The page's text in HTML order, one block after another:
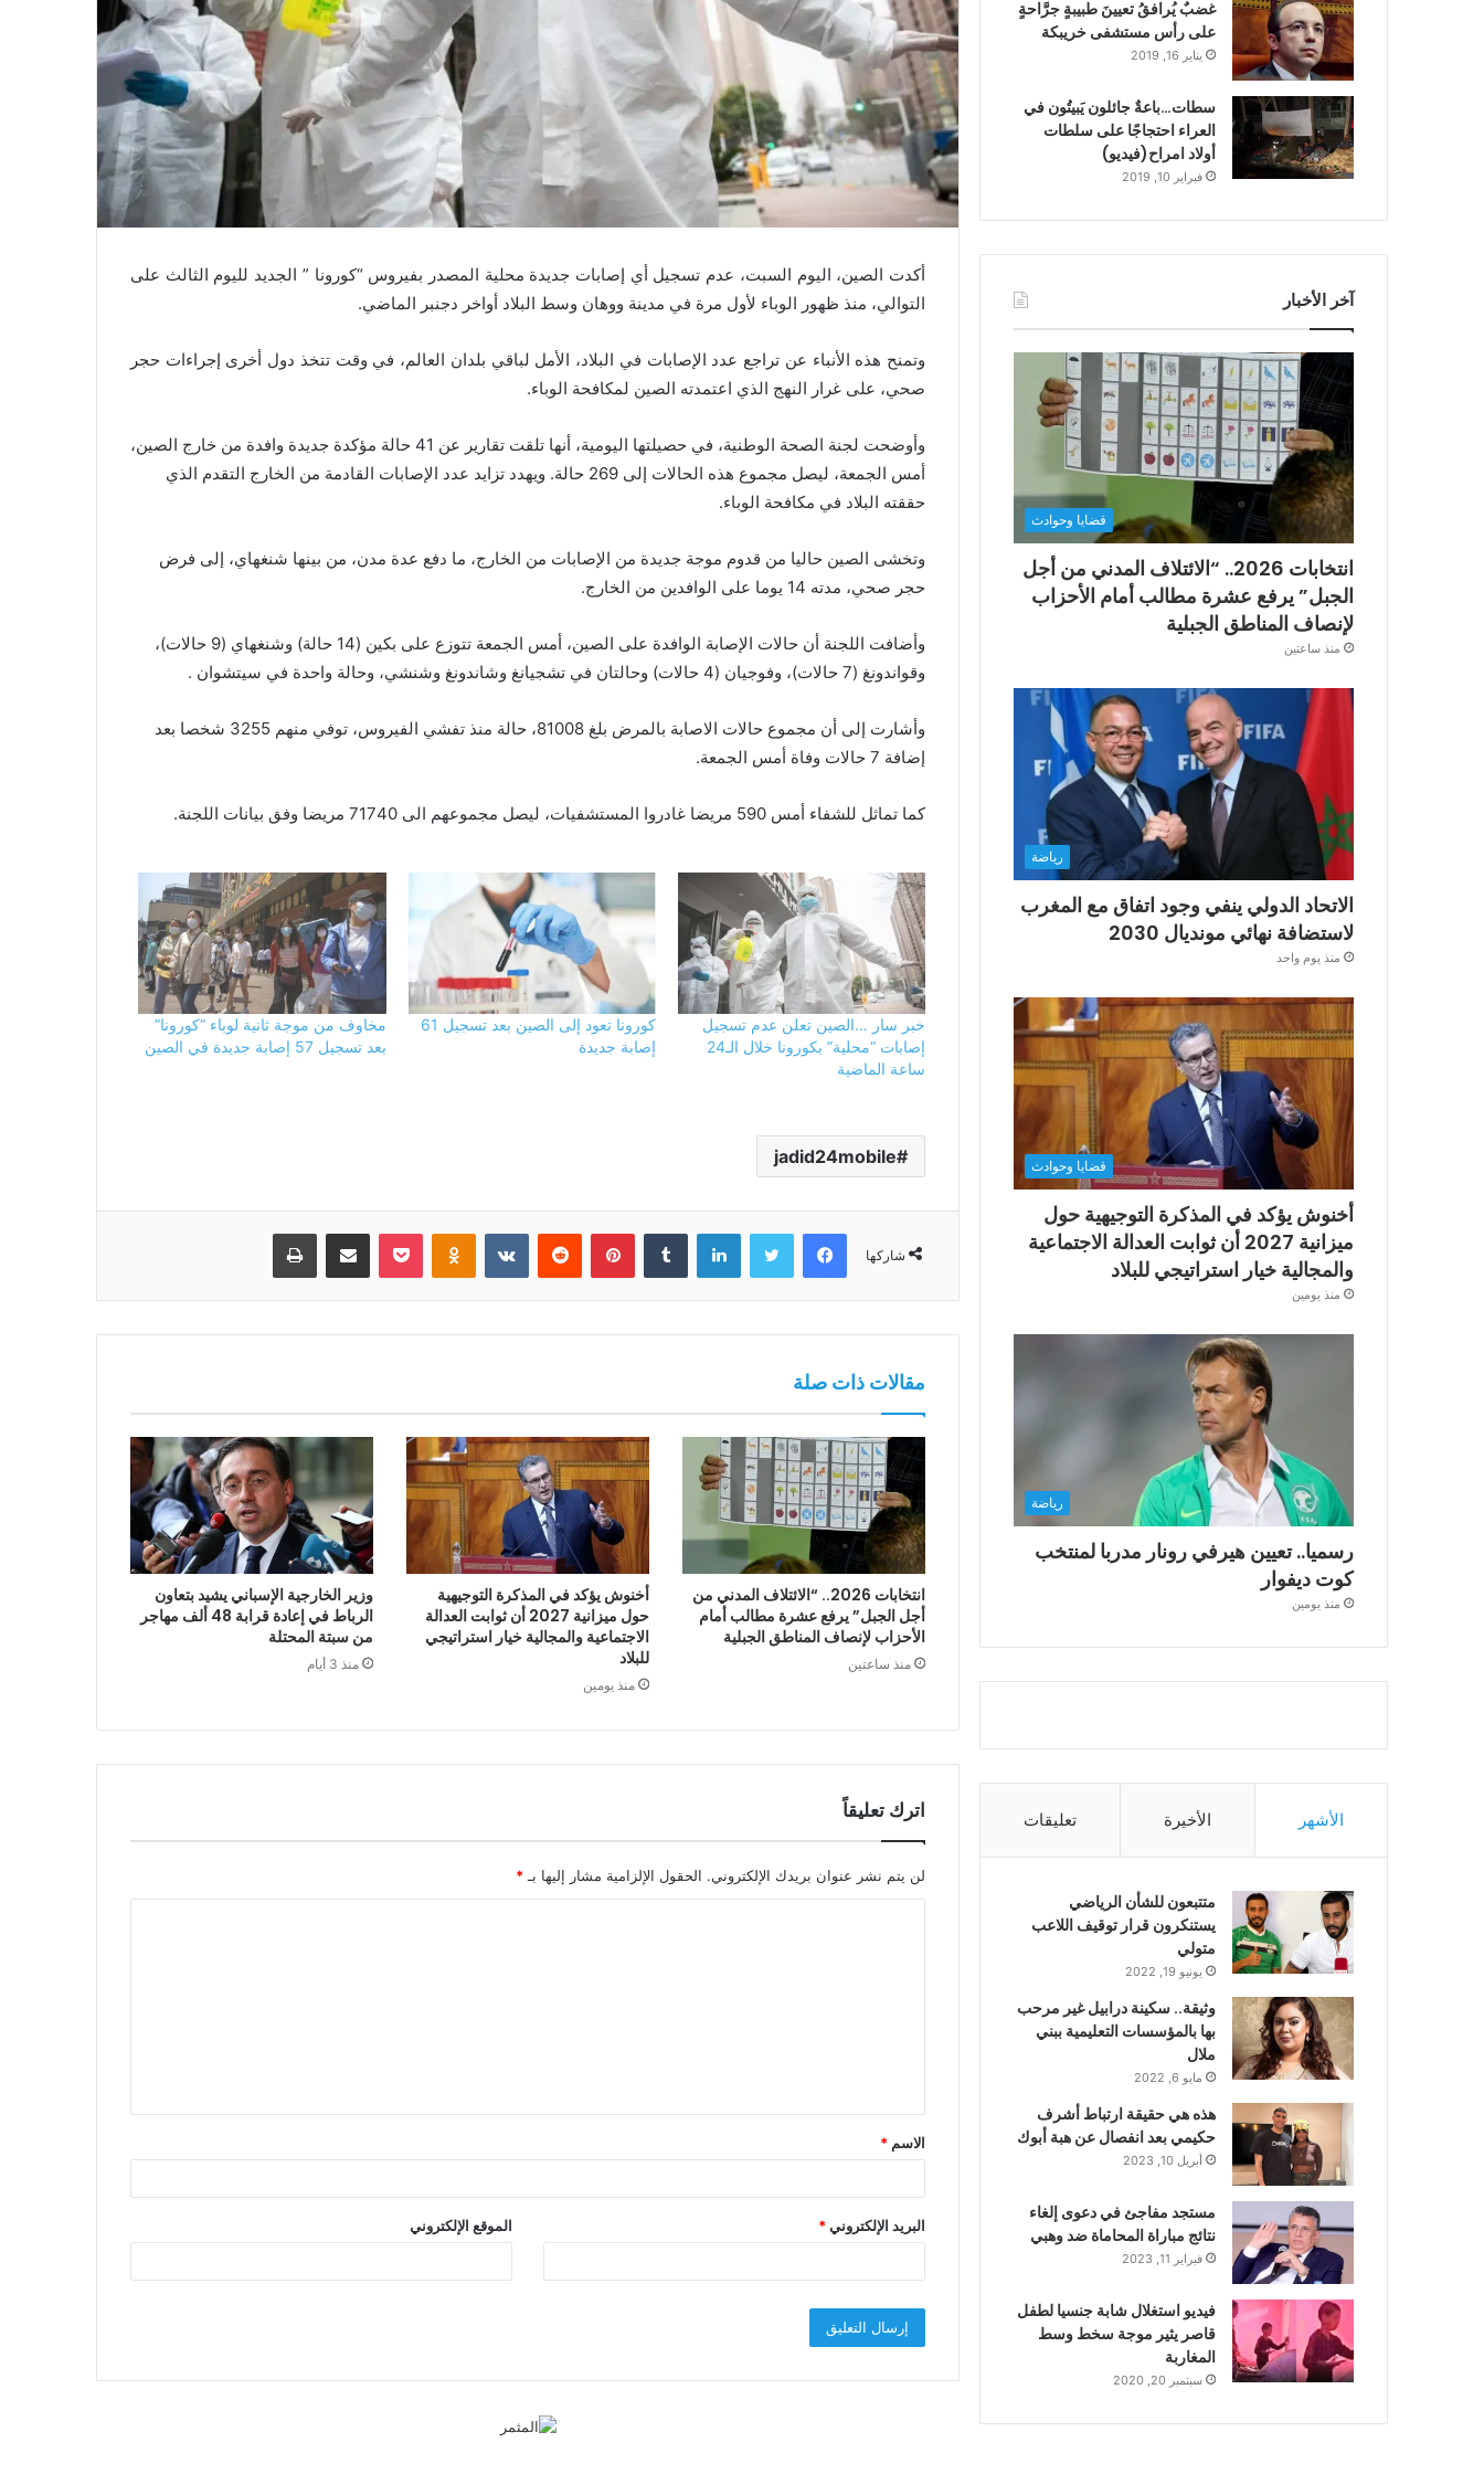
أكدت الصين، اليوم السبت، عدم تسجيل أي إصابات جديدة محلية المصدر بفيروس “كورونا ” الجديد لليوم الثالث على
التوالي، منذ ظهور الوباء لأول مرة في مدينة ووهان وسط البلاد أواخر دجنبر الماضي.
وتمنح هذه الأنباء عن تراجع عدد الإصابات في البلاد، الأمل لباقي بلدان العالم، في وقت تتخذ دول أخرى إجراءات حجر
صحي، على غرار النهج الذي اعتمدته الصين لمكافحة الوباء.
وأوضحت لجنة الصحة الوطنية، في حصيلتها اليومية، أنها تلقت تقارير عن 41 حالة مؤكدة جديدة وافدة من خارج الصين،
أمس الجمعة، ليصل مجموع هذه الحالات إلى 269 حالة. ويهدد تزايد عدد الإصابات القادمة من الخارج التقدم الذي
حققته البلاد في مكافحة الوباء.
وتخشى الصين حاليا من قدوم موجة جديدة من الإصابات من الخارج، ما دفع عدة مدن، من بينها شنغهاي، إلى فرض
حجر صحي، مدته 14 يوما على الوافدين من الخارج.
وأضافت اللجنة أن حالات الإصابة الوافدة على الصين، أمس الجمعة تتوزع على بكين (14 حالة) وشنغهاي (9 حالات)،
وقواندونغ (7 حالات)، وفوجيان (4 حالات) وحالتان في تشجيانغ وشاندونغ وشنشي، وحالة واحدة في سيتشوان .
وأشارت إلى أن مجموع حالات الاصابة بالمرض بلغ 81008، حالة منذ تفشي الفيروس، توفي منهم 3255 شخصا بعد
إضافة 7 حالات وفاة أمس الجمعة.
كما تماثل للشفاء أمس 590 مريضا غادروا المستشفيات، ليصل مجموعهم الى 71740 مريضا وفق بيانات اللجنة.
خبر سار …الصين تعلن عدم تسجيل
إصابات “محلية” بكورونا خلال الـ24
ساعة الماضية
كورونا تعود إلى الصين بعد تسجيل 61
إصابة جديدة
مخاوف من موجة ثانية لوباء “كورونا”
بعد تسجيل 57 إصابة جديدة في الصين
jadid24mobile
شاركها
فيسبوك تويتر لينكدإن بينتيريست Odnoklassniki
بوكيت مشاركة عبر البريد طباعة
مقالات ذات صلة
انتخابات 2026.. “الائتلاف المدني من
أجل الجبل” يرفع عشرة مطالب أمام
الأحزاب لإنصاف المناطق الجبلية
منذ ساعتين
أخنوش يؤكد في المذكرة التوجيهية
حول ميزانية 2027 أن ثوابت العدالة
الاجتماعية والمجالية خيار استراتيجي
للبلاد
منذ يومين
وزير الخارجية الإسباني يشيد بتعاون
الرباط في إعادة قرابة 48 ألف مهاجر
من سبتة المحتلة
منذ 3 أيام
اترك تعليقاً
لن يتم نشر عنوان بريدك الإلكتروني. الحقول الإلزامية مشار إليها بـ*
ق
*
الاسم *
البريد الإلكتروني* الموقع الإلكتروني
غضبٌ يُرافقُ تعيينَ طبيبةٍ جرَّاحةٍ
على رأس مستشفى خريبكة
يناير 16, 2019
سطات…باعةٌ جائلون يَبيتُون في
العراء احتجاجًا على سلطات
أولاد امراح(فيديو)
فبراير 10, 2019
آخر الأخبار
قضايا وحوادث
انتخابات 2026.. “الائتلاف المدني من أجل
الجبل” يرفع عشرة مطالب أمام الأحزاب
لإنصاف المناطق الجبلية
منذ ساعتين
رياضة
الاتحاد الدولي ينفي وجود اتفاق مع المغرب
لاستضافة نهائي مونديال 2030
منذ يوم واحد
قضايا وحوادث
أخنوش يؤكد في المذكرة التوجيهية حول
ميزانية 2027 أن ثوابت العدالة الاجتماعية
والمجالية خيار استراتيجي للبلاد
منذ يومين
رياضة
رسميا.. تعيين هيرفي رونار مدربا لمنتخب
كوت ديفوار
منذ يومين
الأشهر الأخيرة تعليقات
متتبعون للشأن الرياضي
يستنكرون قرار توقيف اللاعب
متولي
يونيو 19, 2022
وثيقة.. سكينة درابيل غير مرحب
بها بالمؤسسات التعليمية ببني
ملال
مايو 6, 2022
هذه هي حقيقة ارتباط أشرف
حكيمي بعد انفصال عن هبة أبوك
أبريل 10, 2023
مستجد مفاجئ في دعوى إلغاء
نتائج مباراة المحاماة ضد وهبي
فبراير 11, 2023
فيديو استغلال شابة جنسيا لطفل
قاصر يثير موجة سخط وسط
المغاربة
سبتمبر 20, 2020